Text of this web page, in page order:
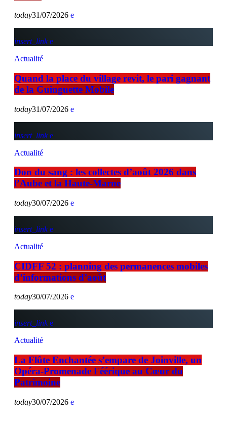
today31/07/2026
insert_link
Actualité
Quand la place du village revit, le pari gagnant
de la Guinguette Mobile
today31/07/2026
insert_link
Actualité
Don du sang : les collectes d’août 2026 dans
l’Aube et la Haute-Marne
today30/07/2026
insert_link
Actualité
CIDFF 52 : planning des permanences mobiles
d’informations d’août
today30/07/2026
insert_link
Actualité
La Flûte Enchantée s’empare de Joinville, un
Opéra-Promenade Féérique au Cœur du
Patrimoine
today30/07/2026